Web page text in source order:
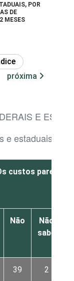
POR
DE
MESES
próxima
E
e estaduais
custos parecem
Não
Não
sabe
39 2